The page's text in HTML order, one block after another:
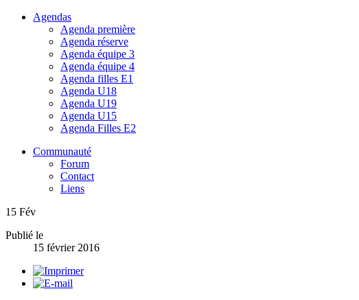
Agendas
Agenda première
Agenda réserve
Agenda équipe 3
Agenda équipe 4
Agenda filles E1
Agenda U18
Agenda U19
Agenda U15
Agenda Filles E2
Communauté
Forum
Contact
Liens
15 Fév
Publié le
15 février 2016